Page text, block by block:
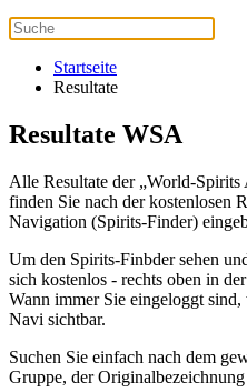
Startseite
Resultate
Resultate WSA
Alle Resultate der „World-
finden Sie nach der kostenlosen
Navigation (Spirits-Finder)
Um den Spirits-Finbder sehen
sich kostenlos - rechts oben in
Wann immer Sie eingeloggt
Navi sichtbar.
Suchen Sie einfach nach dem
Gruppe, der